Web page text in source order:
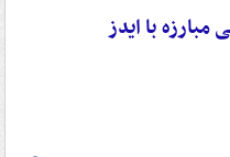
مبارزه با ایدز